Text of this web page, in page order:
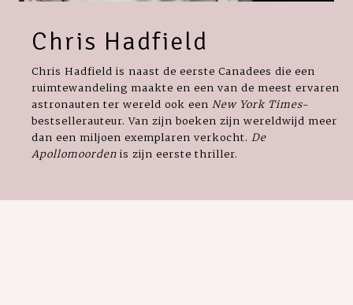
Chris Hadfield
Chris Hadfield is naast de eerste Canadees die een
ruimtewandeling maakte en een van de meest ervaren
astronauten ter wereld ook een New York Times-
bestsellerauteur. Van zijn boeken zijn wereldwijd meer
dan een miljoen exemplaren verkocht. De
Apollomoorden is zijn eerste thriller.